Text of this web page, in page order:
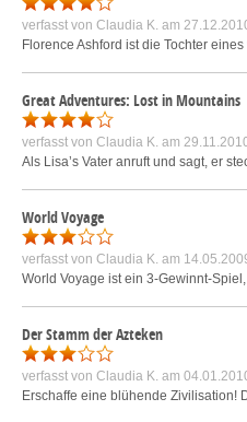
verfasst von Claudia K. am
Florence Ashford ist die Tochter
Great Adventures: Lost in Mountains
verfasst von Claudia K. am
Als Lisa’s Vater anruft und sagt, er
World Voyage
verfasst von Claudia K. am
World Voyage ist ein 3-Gewinnt-
Der Stamm der Azteken
verfasst von Claudia K. am
Erschaffe eine blühende Zivilisation!